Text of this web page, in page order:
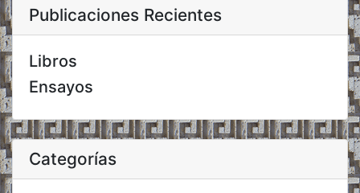
Publicaciones Recientes
Libros
Ensayos
Categorías